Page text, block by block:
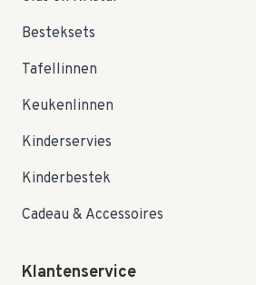
Besteksets
Tafellinnen
Keukenlinnen
Kinderservies
Kinderbestek
Cadeau & Accessoires
Klantenservice